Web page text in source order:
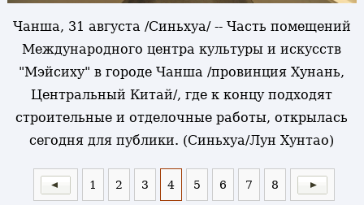
Чанша, 31 августа /Синьхуа/ -- Часть помещений
Международного центра культуры и искусств
"Мэйсиху" в городе Чанша /провинция Хунань,
Центральный Китай/, где к концу подходят
строительные и отделочные работы, открылась
сегодня для публики. (Синьхуа/Лун Хунтао)
1 2 3 4 5 6 7 8